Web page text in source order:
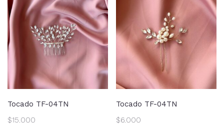
Tocado TF-04TN
$15.000
Tocado TF-04TN
$6.000